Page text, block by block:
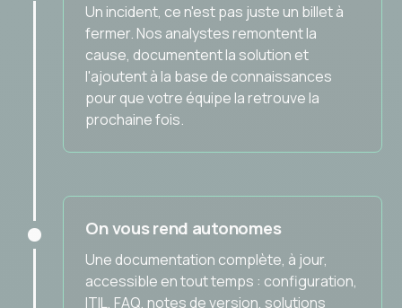
Un incident, ce n'est pas juste un billet à
fermer. Nos analystes remontent la
cause, documentent la solution et
l'ajoutent à la base de connaissances
pour que votre équipe la retrouve la
prochaine fois.
On vous rend autonomes
Une documentation complète, à jour,
accessible en tout temps : configuration,
ITIL, FAQ, notes de version, solutions